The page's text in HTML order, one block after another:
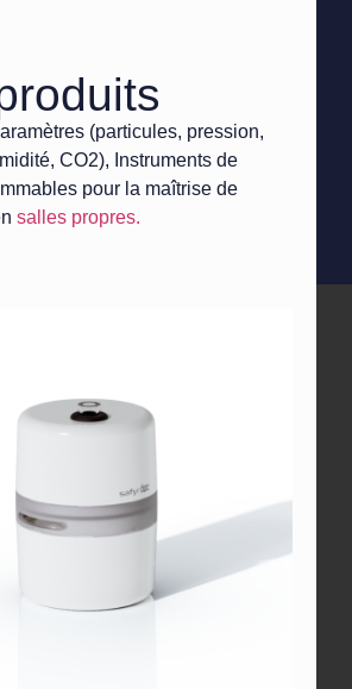
(particules, pression,
CO2), Instruments de
pour la maîtrise de
salles propres.